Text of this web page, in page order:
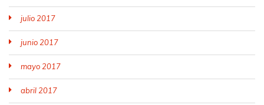
julio 2017
junio 2017
mayo 2017
abril 2017